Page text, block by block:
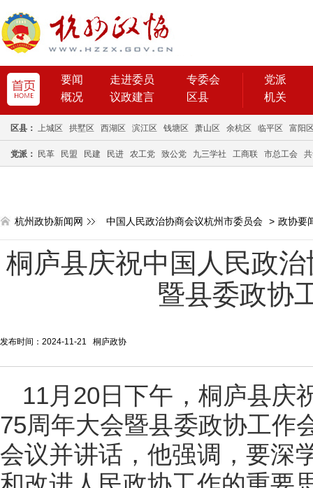
要闻 走进委员
专委会
概况
议政建言 区县
党派
机关
区县： 上城区 拱墅区 西湖区 滨江区 钱塘区 萧山区 余杭区 临平区 富阳
党派： 民革 民盟 民建 民进 农工党 致公党 九三学社 工商联 市总工会
杭州政协新闻网 中国人民政治协商会议杭州市委员会 > 政协要
桐庐县庆祝中国人民政
暨县委政协
发布时间：2024-11-21 桐庐政协
11月20日下午，桐庐县庆
75周年大会暨县委政协工作
会议并讲话，他强调，要深